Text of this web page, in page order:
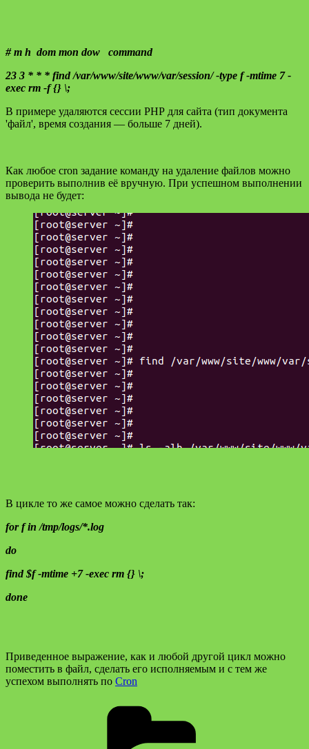
# m h dom mon dow command
23 3 * * * find /var/www/site/www/var/session/ -type f -mtime 7 -
exec rm -f {} \;
В примере удаляются сессии РНР для сайта (тип документа
'файл', время создания — больше 7 дней).
Как любое cron задание команду на удаление файлов можно
проверить выполнив её вручную. При успешном выполнении
вывода не будет:
В цикле то же самое можно сделать так:
for f in /tmp/logs/*.log
do
find $f -mtime +7 -exec rm {} \;
done
Приведенное выражение, как и любой другой цикл можно
поместить в файл, сделать его исполняемым и с тем же
успехом выполнять по Cron